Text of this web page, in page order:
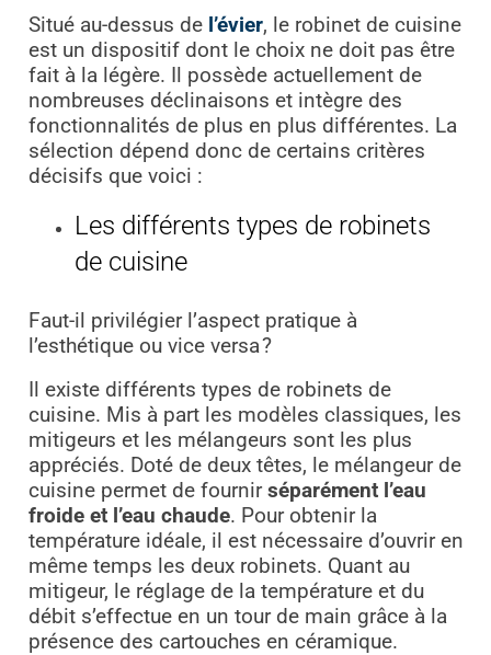
Situé au-dessus de l’évier, le robinet de cuisine
est un dispositif dont le choix ne doit pas être
fait à la légère. Il possède actuellement de
nombreuses déclinaisons et intègre des
fonctionnalités de plus en plus différentes. La
sélection dépend donc de certains critères
décisifs que voici :
Les différents types de robinets
de cuisine
Faut-il privilégier l’aspect pratique à
l’esthétique ou vice versa ?
Il existe différents types de robinets de
cuisine. Mis à part les modèles classiques, les
mitigeurs et les mélangeurs sont les plus
appréciés. Doté de deux têtes, le mélangeur de
cuisine permet de fournirséparément l’eau
froide et l’eau chaude. Pour obtenir la
température idéale, il est nécessaire d’ouvrir en
même temps les deux robinets. Quant au
mitigeur, le réglage de la température et du
débit s’effectue en un tour de main grâce à la
présence des cartouches en céramique.